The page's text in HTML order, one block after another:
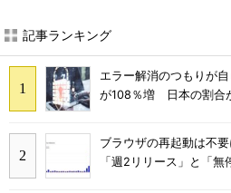
記事ランキング
エラー解消のつもりが
が108％増 日本の割合
ブラウザの再起動は不
「週2リリース」と「無